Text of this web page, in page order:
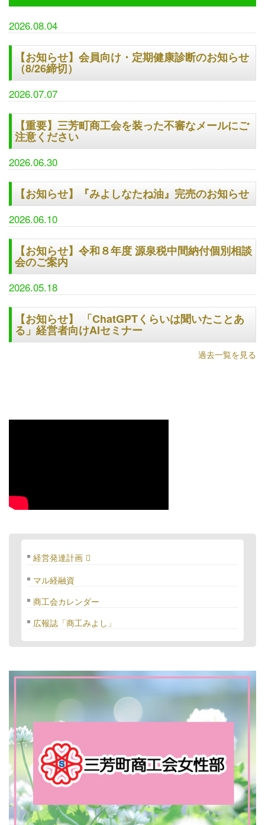
2026.08.04
【お知らせ】会員向け・定期健康診断のお知らせ
（8/26締切）
2026.07.07
【重要】三芳町商工会を装った不審なメールにご
注意ください
2026.06.30
【お知らせ】『みよしなたね油』完売のお知らせ
2026.06.10
【お知らせ】令和８年度 源泉税中間納付個別相談
会のご案内
2026.05.18
【お知らせ】 「ChatGPTくらいは聞いたことあ
る」経営者向けAIセミナー
過去一覧を見る
経営発達計画
マル経融資
商工会カレンダー
広報誌「商工みよし」